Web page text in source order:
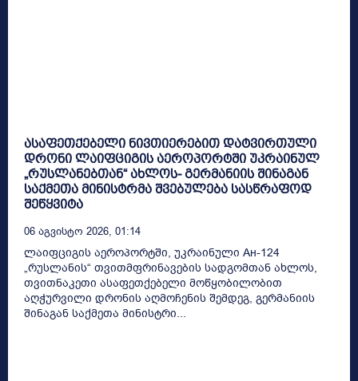
ასაფეთქებელი ნივთიერებით დატვირთული
დრონი ლაიფციგის აეროპორტში უკრაინულ
„რუსლანებთან“ ახლოს- გერმანიის შინაგან
საქმეთა მინისტრმა შვებულება სასწრაფოდ
შეწყვიტა
06 Აგვისტო 2026, 01:14
ლაიფციგის აეროპორტში, უკრაინული Ан-124
„რუსლანის“ თვითმფრინავების სადგომთან ახლოს,
თვითნაკეთი ასაფეთქებელი მოწყობილობით
აღჭურვილი დრონის აღმოჩენის შემდეგ, გერმანიის
შინაგან საქმეთა მინისტრი...